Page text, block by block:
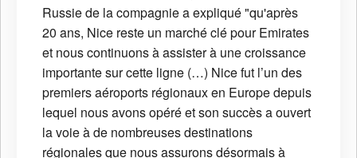
Russie de la compagnie a expliqué "qu'après
20 ans, Nice reste un marché clé pour Emirates
et nous continuons à assister à une croissance
importante sur cette ligne (…) Nice fut l’un des
premiers aéroports régionaux en Europe depuis
lequel nous avons opéré et son succès a ouvert
la voie à de nombreuses destinations
régionales que nous assurons désormais à